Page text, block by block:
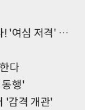
심 저격' 기대
다
행'
'감격 개관'